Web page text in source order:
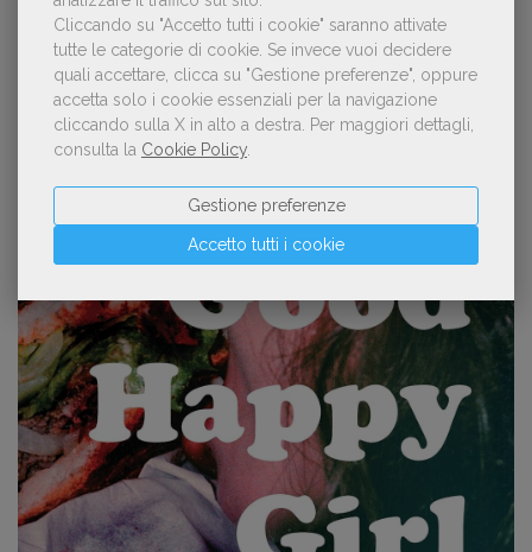
Cliccando su "Accetto tutti i cookie" saranno attivate
tutte le categorie di cookie. Se invece vuoi decidere
quali accettare, clicca su "Gestione preferenze", oppure
accetta solo i cookie essenziali per la navigazione
cliccando sulla X in alto a destra.
Per maggiori dettagli,
consulta la Cookie Policy
Accetto tutti i cookie
Gestione preferenze
aspettative sociali legate alla femminilità.